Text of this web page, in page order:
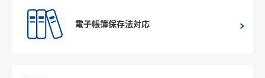
電子帳簿保存法対応